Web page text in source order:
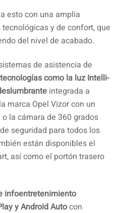
esto con una amplia
y de confort, que
del nivel de acabado.
de asistencia de
tecnologías como la luz Intelli-
integrada a
marca Opel Vizor con un
la cámara de 360 grados
seguridad para todos los
están disponibles el
así como el portón trasero
infoentretenimiento
y Android Autocon